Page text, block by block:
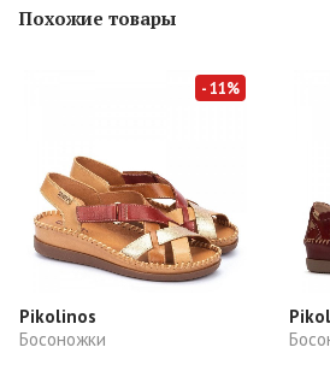
Похожие товары
- 11%
Pikolinos
Босоножки